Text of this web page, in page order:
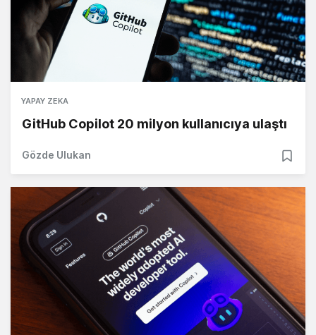
YAPAY ZEKA
GitHub Copilot 20 milyon kullanıcıya ulaştı
Gözde Ulukan